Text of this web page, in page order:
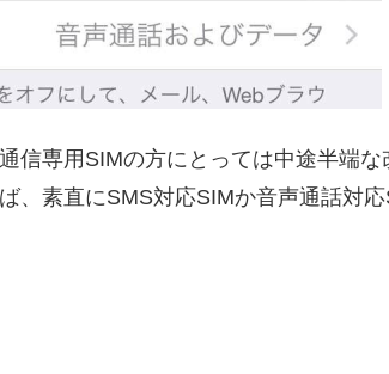
信専用SIMの方にとっては中途半端
、素直にSMS対応SIMか音声通話対